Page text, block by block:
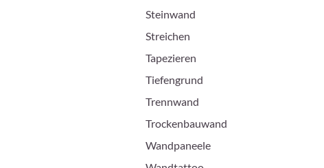
Steinwand
Streichen
Tapezieren
Tiefengrund
Trennwand
Trockenbauwand
Wandpaneele